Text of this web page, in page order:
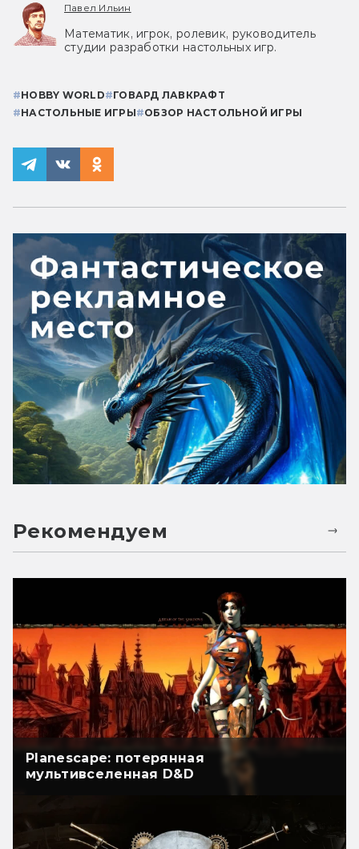
Павел Ильин
Математик, игрок, ролевик, руководитель
студии разработки настольных игр.
#HOBBY WORLD#ГОВАРД ЛАВКРАФТ
#НАСТОЛЬНЫЕ ИГРЫ#ОБЗОР НАСТОЛЬНОЙ ИГРЫ
Рекомендуем
Planescape: потерянная
мультивселенная D&D